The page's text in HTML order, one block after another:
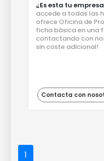
¿Es esta tu
accede a todas las
ofrece Oficina de
ficha básica en una
contactando con
sin coste adicional!
Contacta con
1